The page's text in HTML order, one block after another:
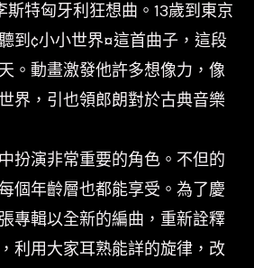
特匈牙利狂想曲。13歲到東京
到¢小小世界¤這首曲子，這段
。動畫激發他許多想像力，像
界，引也領郎朗對於古典音樂
扮演非常重要的角色。不但的
個年齡層也都能享受。為了慶
專輯以全新的編曲，重新詮釋
利用大家耳熟能詳的旋律，改